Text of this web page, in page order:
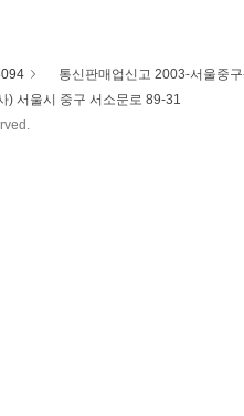
통신판매업신고 2003-서울중
) 서울시 중구 서소문로 89-31